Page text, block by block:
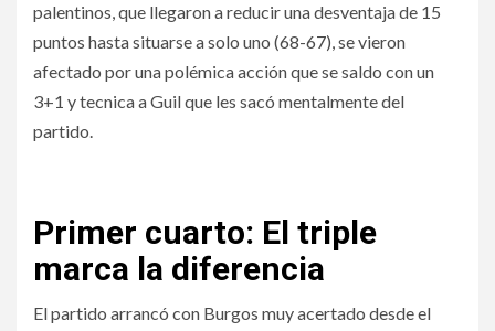
palentinos, que llegaron a reducir una desventaja de 15
puntos hasta situarse a solo uno (68-67), se vieron
afectado por una polémica acción que se saldo con un
3+1 y tecnica a Guil que les sacó mentalmente del
partido.
Primer cuarto: El triple
marca la diferencia
El partido arrancó con Burgos muy acertado desde el